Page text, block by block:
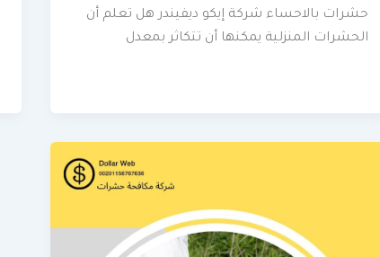
حشرات بالاحساء شركة إيكو ديفيندر هل تعلم أن
الحشرات المنزلية يمكنها أن تتكاثر بمعدل